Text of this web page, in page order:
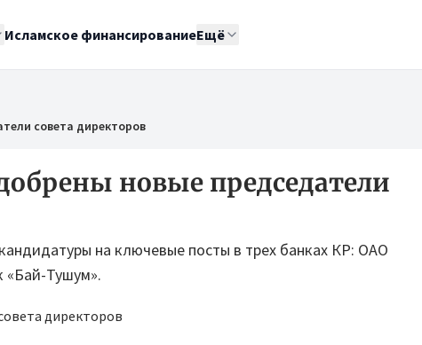
Исламское финансированиеЕщё
совета директоров
новые председатели
на ключевые посты в трех банках КР: ОАО
«Бай-Тушум».